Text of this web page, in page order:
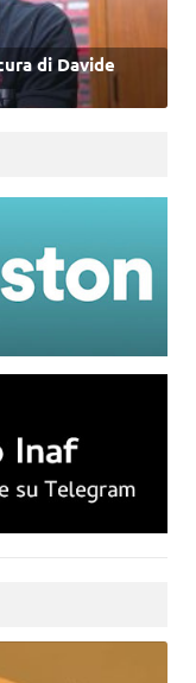
di Davide